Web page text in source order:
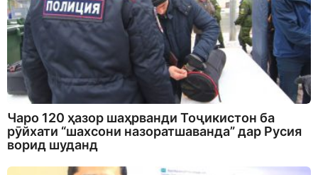
Чаро 120 ҳазор шаҳрванди Тоҷикистон ба
рӯйхати “шахсони назоратшаванда” дар Русия
ворид шуданд